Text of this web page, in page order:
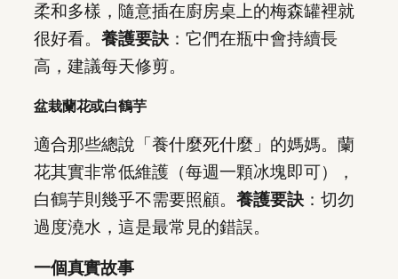
柔和多樣，隨意插在廚房桌上的梅森罐裡就
很好看。 養護要訣 ：它們在瓶中會持續長
高，建議每天修剪。
盆栽蘭花或白鶴芋
適合那些總說「養什麼死什麼」的媽媽。蘭
花其實非常低維護（每週一顆冰塊即可），
白鶴芋則幾乎不需要照顧。 養護要訣 ：切勿
過度澆水，這是最常見的錯誤。
一個真實故事